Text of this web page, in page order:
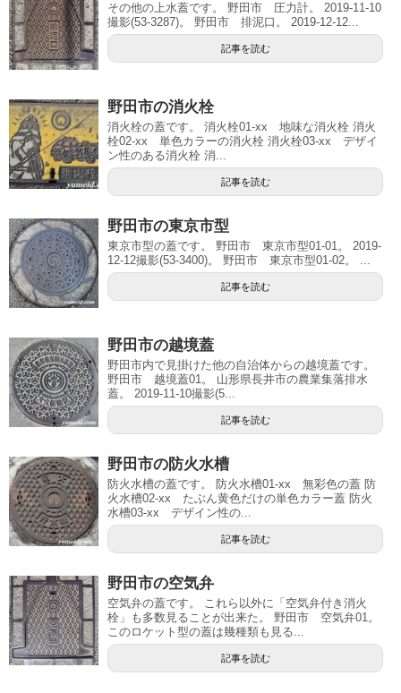
その他の上水蓋です。 野田市 圧力計。 2019-11-10
撮影(53-3287)。 野田市 排泥口。 2019-12-12...
記事を読む
野田市の消火栓
消火栓の蓋です。 消火栓01-xx 地味な消火栓 消火
栓02-xx 単色カラーの消火栓 消火栓03-xx デザイ
ン性のある消火栓 消...
記事を読む
野田市の東京市型
東京市型の蓋です。 野田市 東京市型01-01。 2019-
12-12撮影(53-3400)。 野田市 東京市型01-02。 ...
記事を読む
野田市の越境蓋
野田市内で見掛けた他の自治体からの越境蓋です。
野田市 越境蓋01。 山形県長井市の農業集落排水
蓋。 2019-11-10撮影(5...
記事を読む
野田市の防火水槽
防火水槽の蓋です。 防火水槽01-xx 無彩色の蓋 防
火水槽02-xx たぶん黄色だけの単色カラー蓋 防火
水槽03-xx デザイン性の...
記事を読む
野田市の空気弁
空気弁の蓋です。 これら以外に「空気弁付き消火
栓」も多数見ることが出来た。 野田市 空気弁01。
このロケット型の蓋は幾種類も見る...
記事を読む